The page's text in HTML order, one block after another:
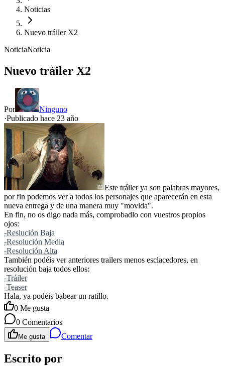
Noticias
Nuevo tráiler X2
NoticiaNoticia
Nuevo tráiler X2
Por
Ninguno
·Publicado hace 23 año
Este tráiler ya son palabras mayores,
por fin podemos ver a todos los personajes que aparecerán en esta
nueva entrega y de una manera muy "movida".
En fin, no os digo nada más, comprobadlo con vuestros propios
ojos:
-Reslución Baja
-Resolución Media
-Resolución Alta
También podéis ver anteriores trailers menos esclacedores, en
resolución baja todos ellos:
-Tráiler
-Teaser
Hala, ya podéis babear un ratillo.
0 Me gusta
0 Comentarios
Me gusta Comentar
Escrito por